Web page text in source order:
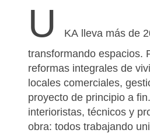
U
KA lleva más de
transformando espacios.
reformas integrales de
locales comerciales,
proyecto de principio a fin. Arquitectos,
interioristas, técnicos y
obra: todos trabajando